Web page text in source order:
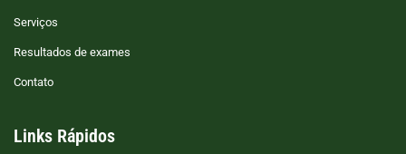
Serviços
Resultados de exames
Contato
Links Rápidos